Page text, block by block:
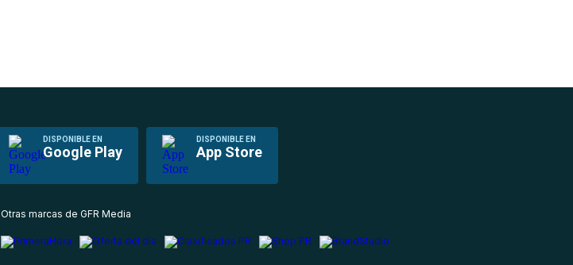
DISPONIBLE EN
Google Play
DISPONIBLE EN
App Store
Otras marcas de GFR Media